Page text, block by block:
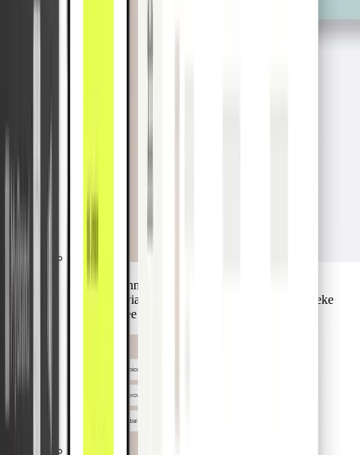
Klanten kunnen hun kaarten veilig opslaan en
gebruiken via Google Pay of Apple Pay. De fysieke
portemonnee kan veilig thuisblijven.